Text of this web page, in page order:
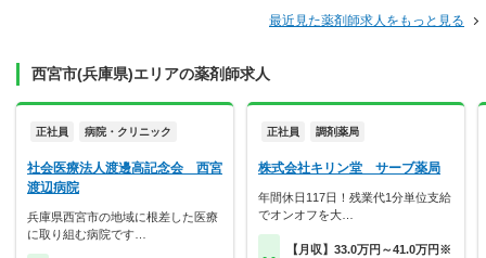
最近見た薬剤師求人をもっと見る
西宮市(兵庫県)エリアの薬剤師求人
正社員 病院・クリニック
社会医療法人渡邊高記念会 西宮
渡辺病院
兵庫県西宮市の地域に根差した医療
に取り組む病院です…
正社員 調剤薬局
株式会社キリン堂 サーブ薬局
年間休日117日！残業代1分単位支給
でオンオフを大…
【月収】33.0万円～41.0万円※